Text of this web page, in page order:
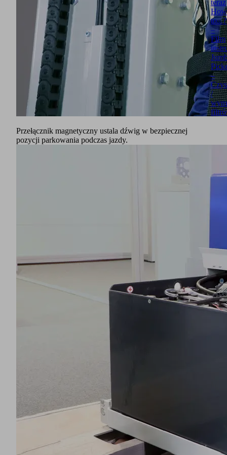
Przełącznik magnetyczny ustala dźwig w bezpiecznej
pozycji parkowania podczas jazdy.
teraz
How
to...?
–
Film
–
/